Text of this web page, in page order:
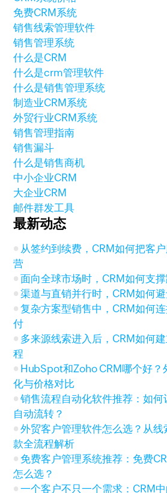
免费CRM系统
销售线索管理软件
销售管理系统
什么是CRM
什么是crm管理软件
什么是销售管理系统
制造业CRM系统
外贸行业CRM系统
销售管理指南
销售漏斗
什么是销售商机
中小企业CRM
大企业CRM
邮件群发工具
最新动态
从签约到续费，CRM如何把客
营
面向全球市场时，CRM如何支
渠道与直销并行时，CRM如何
复杂方案型销售中，CRM如何
付
多来源线索进入后，CRM如何
程
HubSpot和Zoho CRM哪个好？
化与价格对比
销售流程自动化软件推荐：如
自动流转？
外贸客户管理软件怎么选？从线
款全流程解析
免费客户管理系统推荐：免费
怎么选？
一个客户不只一个需求：CRM